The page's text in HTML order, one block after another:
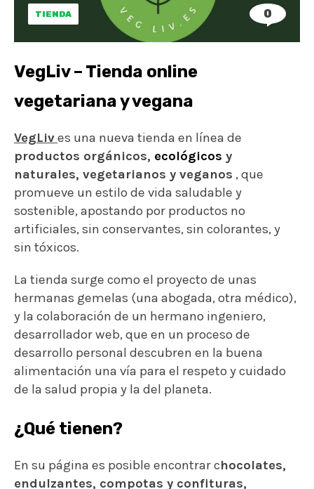
TIENDA 0
VegLiv – Tienda online
vegetariana y vegana
VegLives una nueva tienda en línea de
productos orgánicos, ecológicos y
naturales, vegetarianos y veganos , que
promueve un estilo de vida saludable y
sostenible, apostando por productos no
artificiales, sin conservantes, sin colorantes, y
sin tóxicos.
La tienda surge como el proyecto de unas
hermanas gemelas (una abogada, otra médico),
y la colaboración de un hermano ingeniero,
desarrollador web, que en un proceso de
desarrollo personal descubren en la buena
alimentación una vía para el respeto y cuidado
de la salud propia y la del planeta.
¿Qué tienen?
En su página es posible encontrar chocolates,
endulzantes, compotas y confituras,